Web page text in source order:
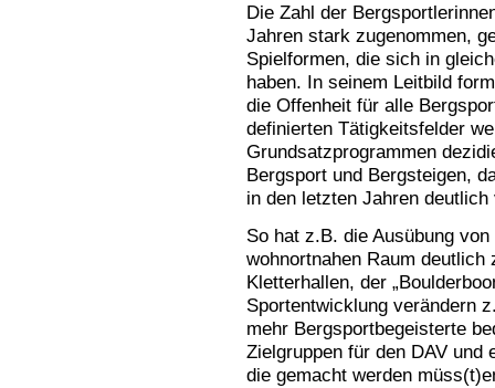
Die Zahl der
Jahren stark zugenommen,
Spielformen, die sich in
haben. In seinem Leitbild
die Offenheit für alle
definierten Tätigkeitsfelder
Grundsatzprogrammen
Bergsport und Bergsteigen,
in den letzten Jahren deutlich
So hat z.B. die Ausübung
wohnortnahen Raum
Kletterhallen, der
Sportentwicklung verändern
mehr Bergsportbegeisterte
Zielgruppen für den DAV und
die gemacht werden